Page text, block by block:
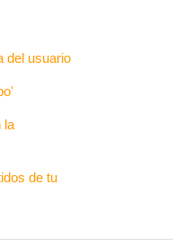
del usuario
la
de tu